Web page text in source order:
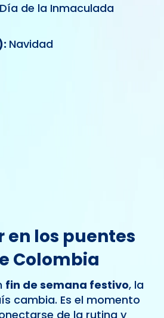
Día de la Inmaculada
Navidad
en los puentes
Colombia
fin de semana festivo, la
cambia. Es el momento
de la rutina y